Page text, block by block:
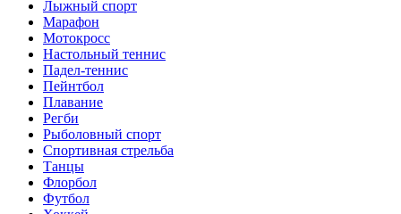
Лыжный спорт
Марафон
Мотокросс
Настольный теннис
Падел-теннис
Пейнтбол
Плавание
Регби
Рыболовный спорт
Спортивная стрельба
Танцы
Флорбол
Футбол